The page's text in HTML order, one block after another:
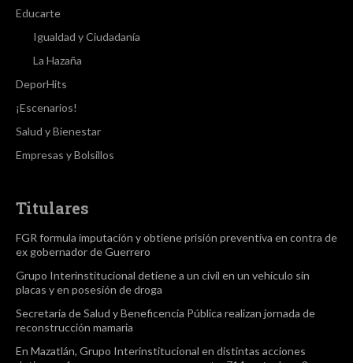
Educarte
Igualdad y Ciudadanía
La Hazaña
DeporHits
¡Escenarios!
Salud y Bienestar
Empresas y Bolsillos
Titulares
FGR formula imputación y obtiene prisión preventiva en contra de
ex gobernador de Guerrero
Grupo Interinstitucional detiene a un civil en un vehículo sin
placas y en posesión de droga
Secretaría de Salud y Beneficencia Pública realizan jornada de
reconstrucción mamaria
En Mazatlán, Grupo Interinstitucional en distintas acciones